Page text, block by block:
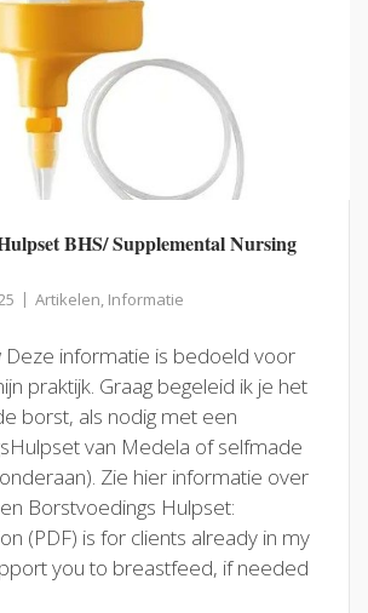
BHS/ Supplemental Nursing
Artikelen, Informatie
Deze informatie is bedoeld voor
praktijk. Graag begeleid ik je het
borst, als nodig met een
van Medela of selfmade
Zie hier informatie over
Borstvoedings Hulpset:
(PDF) is for clients already in my
you to breastfeed, if needed